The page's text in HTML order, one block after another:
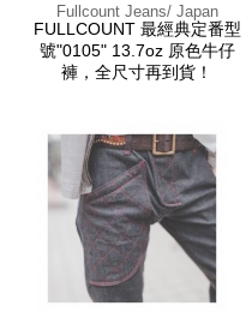
Fullcount Jeans/ Japan
FULLCOUNT 最經典定番型
號"0105" 13.7oz 原色牛仔
褲，全尺寸再到貨！